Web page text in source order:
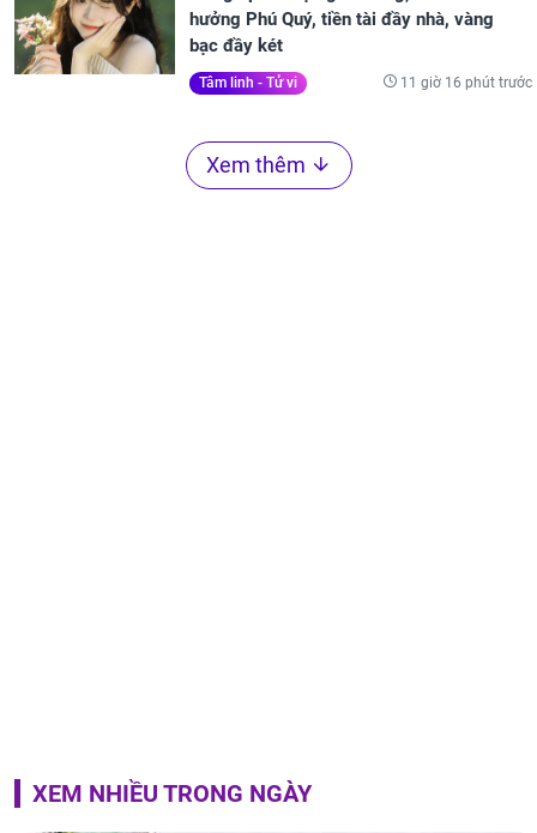
hưởng Phú Quý, tiền tài đầy nhà, vàng
bạc đầy két
Tâm linh - Tử vi 11 giờ 16 phút trước
Xem thêm
XEM NHIỀU TRONG NGÀY